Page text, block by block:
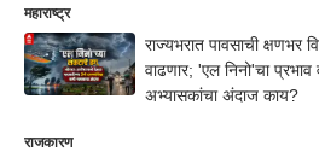
महाराष्ट्र
राज्यभरात पावसाची क्षणभर
वाढणार; 'एल निनो'चा प्रभाव
अभ्यासकांचा अंदाज काय?
राजकारण